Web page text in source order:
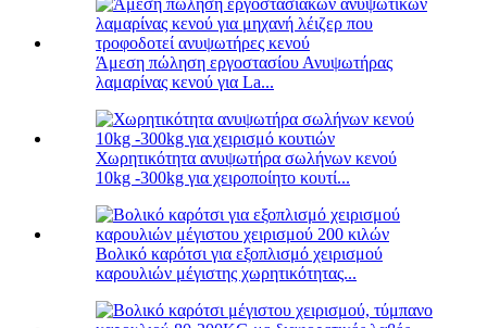
Άμεση πώληση εργοστασίου Ανυψωτήρας
λαμαρίνας κενού για La...
Χωρητικότητα ανυψωτήρα σωλήνων κενού
10kg -300kg για χειροποίητο κουτί...
Βολικό καρότσι για εξοπλισμό χειρισμού
καρουλιών μέγιστης χωρητικότητας...